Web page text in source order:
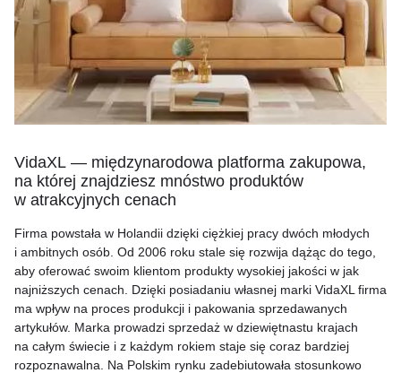
VidaXL — międzynarodowa platforma zakupowa,
na której znajdziesz mnóstwo produktów
w atrakcyjnych cenach
Firma powstała w Holandii dzięki ciężkiej pracy dwóch młodych
i ambitnych osób. Od 2006 roku stale się rozwija dążąc do tego,
aby oferować swoim klientom produkty wysokiej jakości w jak
najniższych cenach. Dzięki posiadaniu własnej marki VidaXL firma
ma wpływ na proces produkcji i pakowania sprzedawanych
artykułów. Marka prowadzi sprzedaż w dziewiętnastu krajach
na całym świecie i z każdym rokiem staje się coraz bardziej
rozpoznawalna. Na Polskim rynku zadebiutowała stosunkowo